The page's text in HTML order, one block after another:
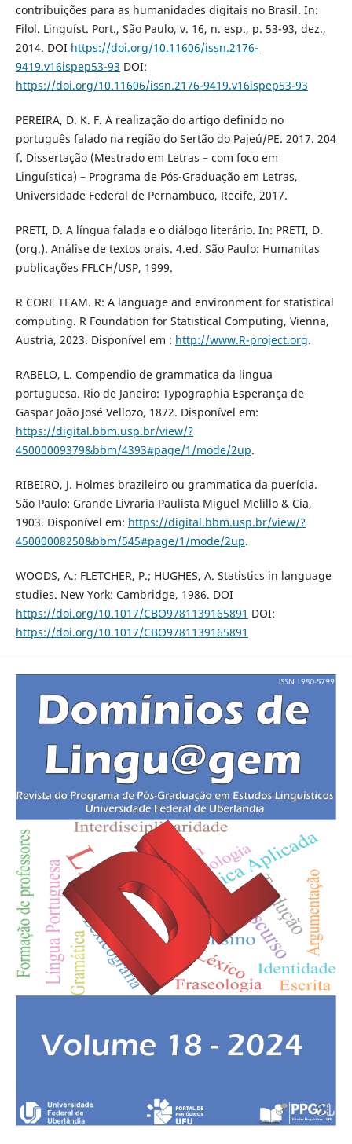
contribuições para as humanidades digitais no Brasil. In:
Filol. Linguíst. Port., São Paulo, v. 16, n. esp., p. 53-93, dez.,
2014. DOI https://doi.org/10.11606/issn.2176-
9419.v16ispep53-93 DOI:
https://doi.org/10.11606/issn.2176-9419.v16ispep53-93
PEREIRA, D. K. F. A realização do artigo definido no
português falado na região do Sertão do Pajeú/PE. 2017. 204
f. Dissertação (Mestrado em Letras – com foco em
Linguística) – Programa de Pós-Graduação em Letras,
Universidade Federal de Pernambuco, Recife, 2017.
PRETI, D. A língua falada e o diálogo literário. In: PRETI, D.
(org.). Análise de textos orais. 4.ed. São Paulo: Humanitas
publicações FFLCH/USP, 1999.
R CORE TEAM. R: A language and environment for statistical
computing. R Foundation for Statistical Computing, Vienna,
Austria, 2023. Disponível em : http://www.R-project.org.
RABELO, L. Compendio de grammatica da lingua
portuguesa. Rio de Janeiro: Typographia Esperança de
Gaspar João José Vellozo, 1872. Disponível em:
https://digital.bbm.usp.br/view/?
45000009379&bbm/4393#page/1/mode/2up.
RIBEIRO, J. Holmes brazileiro ou grammatica da puerícia.
São Paulo: Grande Livraria Paulista Miguel Melillo & Cia,
1903. Disponível em: https://digital.bbm.usp.br/view/?
45000008250&bbm/545#page/1/mode/2up.
WOODS, A.; FLETCHER, P.; HUGHES, A. Statistics in language
studies. New York: Cambridge, 1986. DOI
https://doi.org/10.1017/CBO9781139165891 DOI:
https://doi.org/10.1017/CBO9781139165891